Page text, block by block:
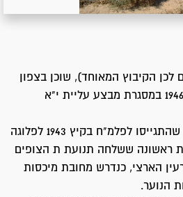
הקיבוץ המאוחד), שוכן בצפון
הנגב. נוסד ב- 6 באוקטובר 1946 במסגרת מבצע עליית י"א
נוסד בידי גרעין הצופים ב', שהתגייסו לפלמ"ח בקיץ 1943 לפלוגה
ראשונה ששלחה תנועת ת הצופים
הארצי, כנדרש מחובת מיכסות
הנוער.